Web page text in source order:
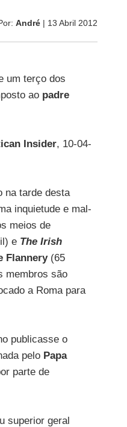
André| 13 Abril 2012
um terço dos
ao padre
Insider, 10-04-
na tarde desta
inquietude e mal-
meios de
e The Irish
Flannery(65
membros são
a Roma para
publicasse o
pelo Papa
parte de
superior geral